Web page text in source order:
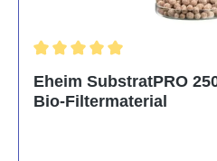
Eheim SubstratPRO
Bio-Filtermaterial